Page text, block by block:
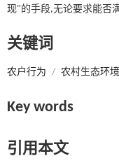
现"的手段,无论要求能否
关键词
农户行为 / 农村生态环境
Key words
引用本文